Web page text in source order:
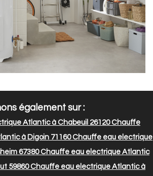
également sur :
Atlantic à Chabeuil 26120Chauffe
à Digoin 71160Chauffe eau electrique
67380Chauffe eau electrique Atlantic
59860Chauffe eau electrique Atlantic à